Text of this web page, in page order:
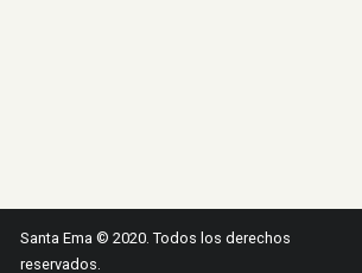
Santa Ema © 2020. Todos los derechos
reservados.